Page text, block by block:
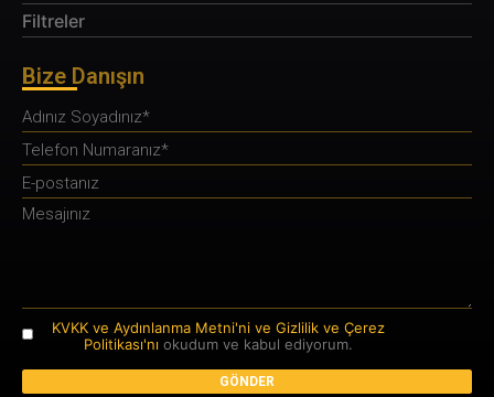
Filtreler
Bize Danışın
KVKK ve Aydınlanma Metni'ni ve Gizlilik ve Çerez
Politikası'nı okudum ve kabul ediyorum.